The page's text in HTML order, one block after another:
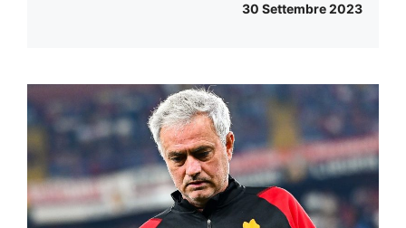
30 Settembre 2023